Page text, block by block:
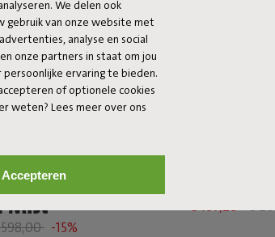
We delen ook
gebruik van onze website met
analyse en social
onze partners in staat om jou
ervaring te bieden.
of optionele cookies
weten? Lees meer over ons
Accepteren
+ Original
Mist
-15%
€ 167,20 €